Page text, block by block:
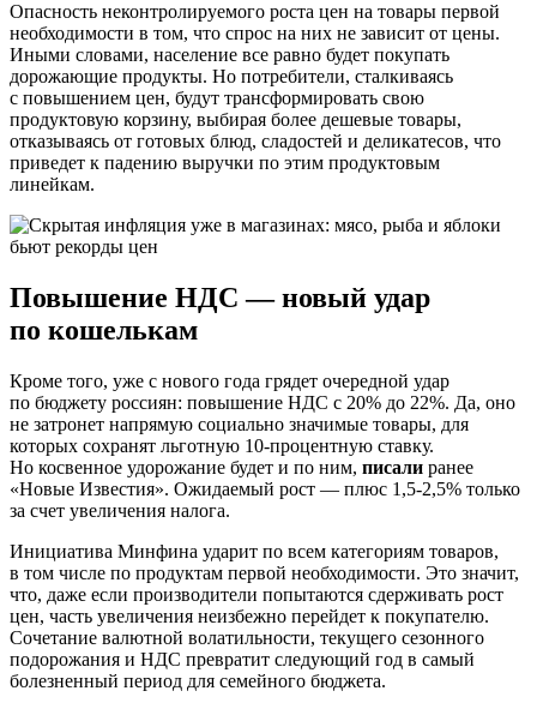
Опасность неконтролируемого роста цен на товары первой
необходимости в том, что спрос на них не зависит от цены.
Иными словами, население все равно будет покупать
дорожающие продукты. Но потребители, сталкиваясь
с повышением цен, будут трансформировать свою
продуктовую корзину, выбирая более дешевые товары,
отказываясь от готовых блюд, сладостей и деликатесов, что
приведет к падению выручки по этим продуктовым
линейкам.
Повышение НДС — новый удар
по кошелькам
Кроме того, уже с нового года грядет очередной удар
по бюджету россиян: повышение НДС с 20% до 22%. Да, оно
не затронет напрямую социально значимые товары, для
которых сохранят льготную 10-процентную ставку.
Но косвенное удорожание будет и по ним, писали ранее
«Новые Известия». Ожидаемый рост — плюс 1,5-2,5% только
за счет увеличения налога.
Инициатива Минфина ударит по всем категориям товаров,
в том числе по продуктам первой необходимости. Это значит,
что, даже если производители попытаются сдерживать рост
цен, часть увеличения неизбежно перейдет к покупателю.
Сочетание валютной волатильности, текущего сезонного
подорожания и НДС превратит следующий год в самый
болезненный период для семейного бюджета.